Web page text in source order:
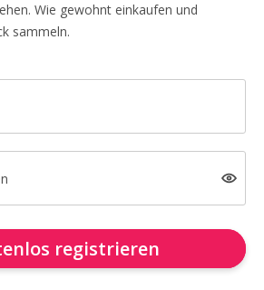
Wie gewohnt einkaufen und
sammeln.
registrieren